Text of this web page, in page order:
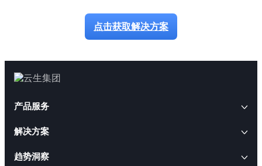
点击获取解决方案
产品服务
AI+人事
解决方案
云生AI解决方案
趋势洞察